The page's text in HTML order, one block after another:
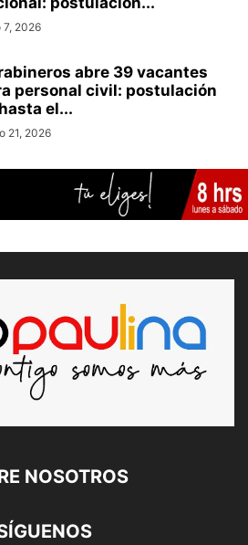
7, 2026
abre 39 vacantes
personal civil: postulación
el...
21, 2026
NOSOTROS